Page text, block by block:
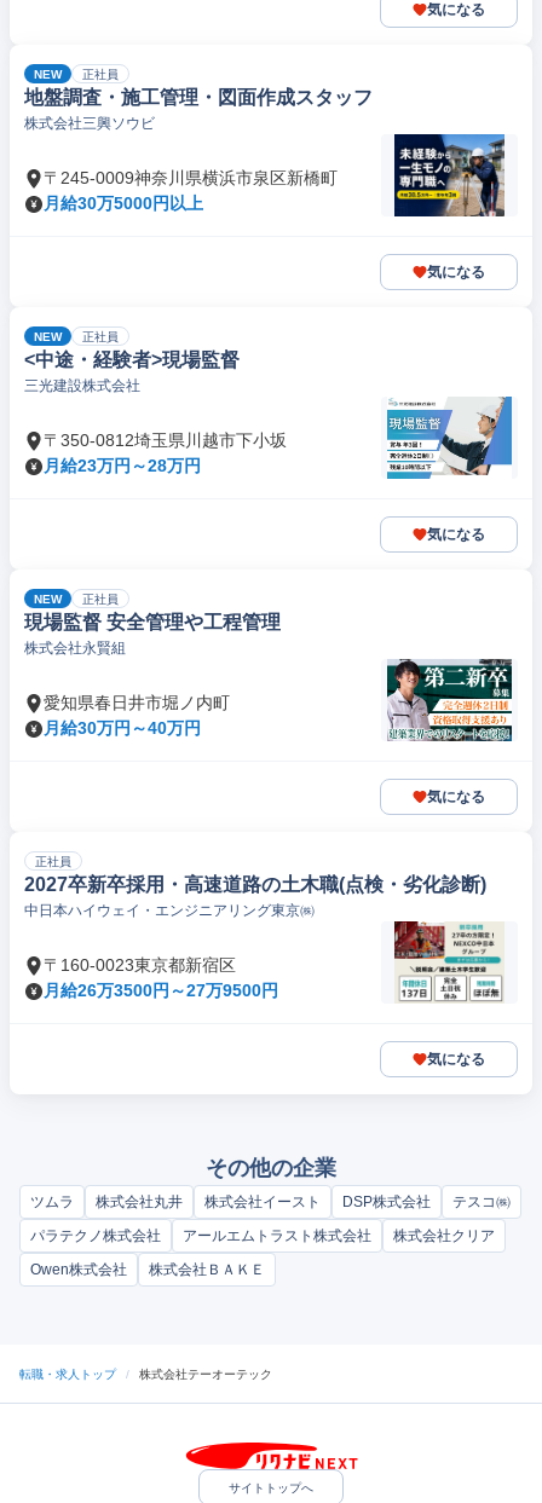
気になる
NEW 正社員
地盤調査・施工管理・図面作成スタッフ
株式会社三興ソウビ
〒245-0009神奈川県横浜市泉区新橋町
月給30万5000円以上
気になる
NEW 正社員
<中途・経験者>現場監督
三光建設株式会社
〒350-0812埼玉県川越市下小坂
月給23万円～28万円
気になる
NEW 正社員
現場監督 安全管理や工程管理
株式会社永賢組
愛知県春日井市堀ノ内町
月給30万円～40万円
気になる
正社員
2027卒新卒採用・高速道路の土木職(点検・劣化診断)
中日本ハイウェイ・エンジニアリング東京㈱
〒160-0023東京都新宿区
月給26万3500円～27万9500円
気になる
その他の企業
ツムラ 株式会社丸井 株式会社イースト DSP株式会社
テスコ㈱
パラテクノ株式会社
アールエムトラスト株式会社
株式会社クリア
Owen株式会社
株式会社ＢＡＫＥ
転職・求人トップ / 株式会社テーオーテック
サイトトップへ